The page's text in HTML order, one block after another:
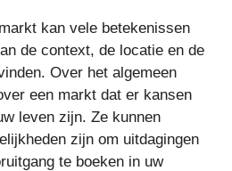
kan vele betekenissen
de context, de locatie en de
Over het algemeen
een markt dat er kansen
leven zijn. Ze kunnen
zijn om uitdagingen
te boeken in uw